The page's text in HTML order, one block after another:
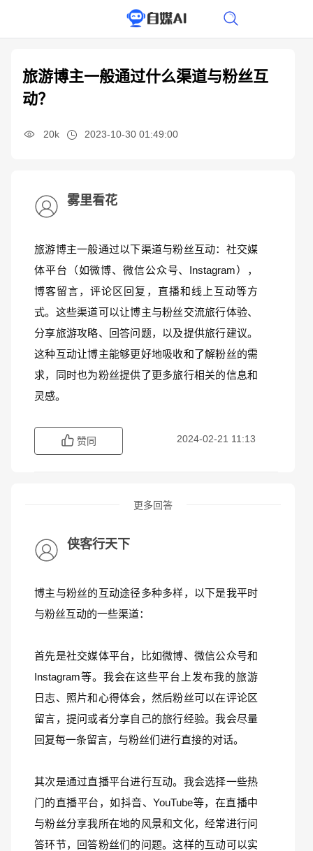
旅游博主一般通过什么渠道与粉丝互
动？
20k 2023-10-30 01:49:00
雾里看花
旅游博主一般通过以下渠道与粉丝互动：社交媒
体平台（如微博、微信公众号、Instagram），
博客留言，评论区回复，直播和线上互动等方
式。这些渠道可以让博主与粉丝交流旅行体验、
分享旅游攻略、回答问题，以及提供旅行建议。
这种互动让博主能够更好地吸收和了解粉丝的需
求，同时也为粉丝提供了更多旅行相关的信息和
灵感。
赞同 2024-02-21 11:13
更多回答
侠客行天下
博主与粉丝的互动途径多种多样，以下是我平时
与粉丝互动的一些渠道：
首先是社交媒体平台，比如微博、微信公众号和
Instagram等。我会在这些平台上发布我的旅游
日志、照片和心得体会，然后粉丝可以在评论区
留言，提问或者分享自己的旅行经验。我会尽量
回复每一条留言，与粉丝们进行直接的对话。
其次是通过直播平台进行互动。我会选择一些热
门的直播平台，如抖音、YouTube等，在直播中
与粉丝分享我所在地的风景和文化，经常进行问
答环节，回答粉丝们的问题。这样的互动可以实